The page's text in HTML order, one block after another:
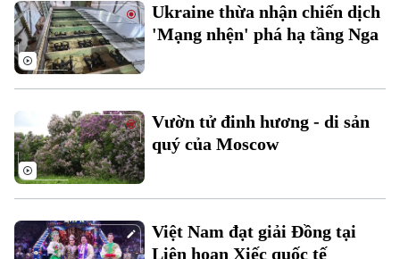
Xu hướng
Ukraine thừa nhận chiến dịch
'Mạng nhện' phá hạ tầng Nga
Vườn tử đinh hương - di sản
quý của Moscow
Việt Nam đạt giải Đồng tại
Liên hoan Xiếc quốc tế